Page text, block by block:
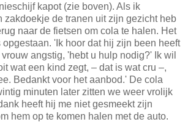
kapot (zie boven). Als ik
zakdoekje de tranen uit zijn gezicht heb
naar de fietsen om cola te halen. Het
'Ik hoor dat hij zijn been heeft
angstig, 'hebt u hulp nodig?' Ik wil
wat een kind zegt, – dat is wat cru –,
Bedankt voor het aanbod.' De cola
minuten later zitten we weer vrolijk
heeft hij me niet gesmeekt zijn
hem op te komen halen met de auto.